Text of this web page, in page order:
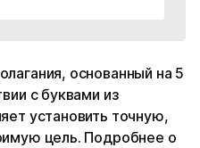
основанный на 5
с буквами из
установить точную,
цель. Подробнее о